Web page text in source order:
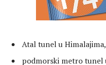
Atal tunel u Himalajima,
podmorski metro tunel